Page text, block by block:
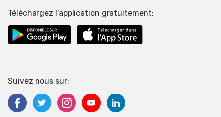
Téléchargez l'application gratuitement:
Suivez nous sur: